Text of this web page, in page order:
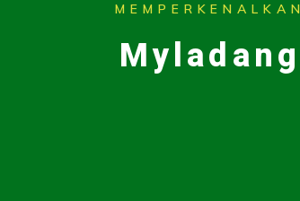
MEMPERKENALKAN
Myladang